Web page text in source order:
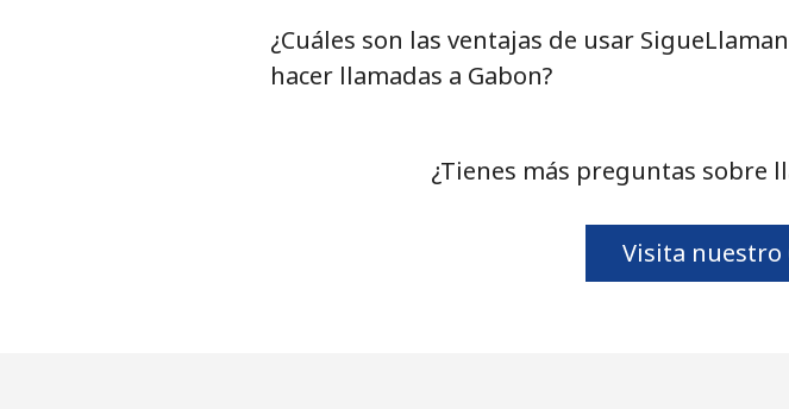
Grenada
⁦31.9¢⁩
¿Cuáles son las ventajas de usar
hacer llamadas a Gabon?
¿Tienes más preguntas sobre
Visita nuestro